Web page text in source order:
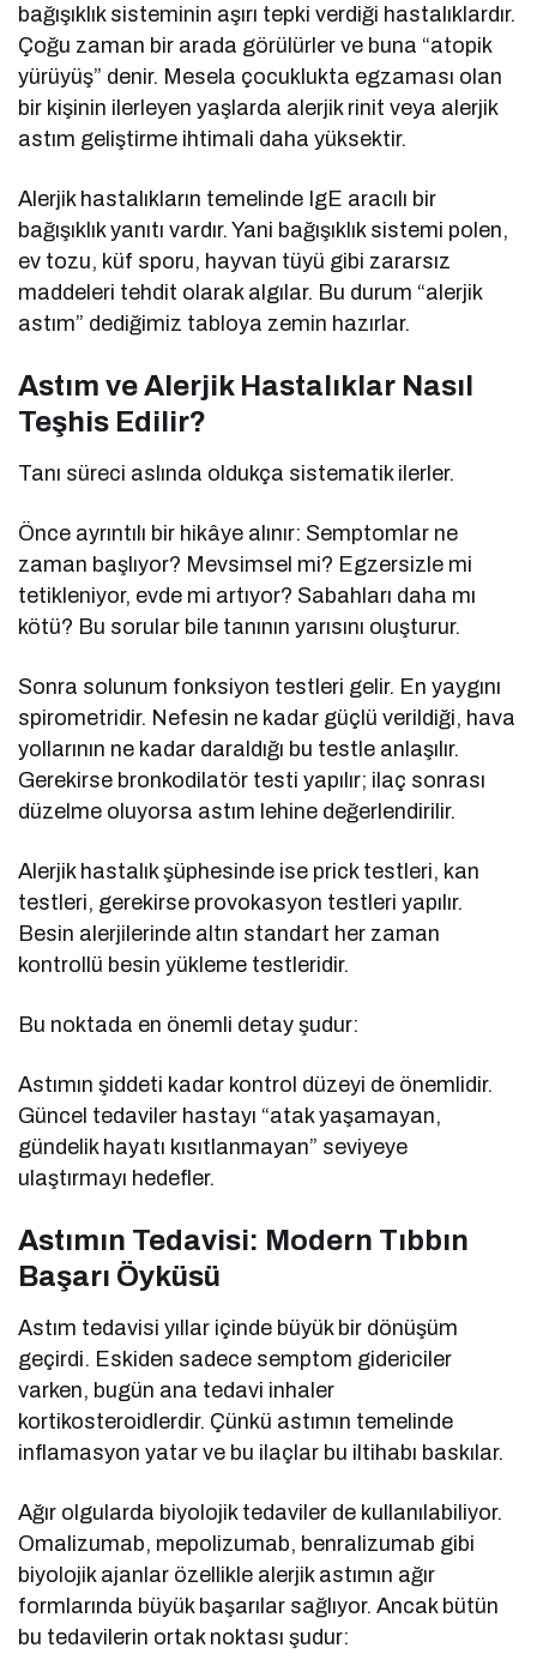
bağışıklık sisteminin aşırı tepki verdiği hastalıklardır.
Çoğu zaman bir arada görülürler ve buna “atopik
yürüyüş” denir. Mesela çocuklukta egzaması olan
bir kişinin ilerleyen yaşlarda alerjik rinit veya alerjik
astım geliştirme ihtimali daha yüksektir.
Alerjik hastalıkların temelinde IgE aracılı bir
bağışıklık yanıtı vardır. Yani bağışıklık sistemi polen,
ev tozu, küf sporu, hayvan tüyü gibi zararsız
maddeleri tehdit olarak algılar. Bu durum “alerjik
astım” dediğimiz tabloya zemin hazırlar.
Astım ve Alerjik Hastalıklar Nasıl
Teşhis Edilir?
Tanı süreci aslında oldukça sistematik ilerler.
Önce ayrıntılı bir hikâye alınır: Semptomlar ne
zaman başlıyor? Mevsimsel mi? Egzersizle mi
tetikleniyor, evde mi artıyor? Sabahları daha mı
kötü? Bu sorular bile tanının yarısını oluşturur.
Sonra solunum fonksiyon testleri gelir. En yaygını
spirometridir. Nefesin ne kadar güçlü verildiği, hava
yollarının ne kadar daraldığı bu testle anlaşılır.
Gerekirse bronkodilatör testi yapılır; ilaç sonrası
düzelme oluyorsa astım lehine değerlendirilir.
Alerjik hastalık şüphesinde ise prick testleri, kan
testleri, gerekirse provokasyon testleri yapılır.
Besin alerjilerinde altın standart her zaman
kontrollü besin yükleme testleridir.
Bu noktada en önemli detay şudur:
Astımın şiddeti kadar kontrol düzeyi de önemlidir.
Güncel tedaviler hastayı “atak yaşamayan,
gündelik hayatı kısıtlanmayan” seviyeye
ulaştırmayı hedefler.
Astımın Tedavisi: Modern Tıbbın
Başarı Öyküsü
Astım tedavisi yıllar içinde büyük bir dönüşüm
geçirdi. Eskiden sadece semptom gidericiler
varken, bugün ana tedavi inhaler
kortikosteroidlerdir. Çünkü astımın temelinde
inflamasyon yatar ve bu ilaçlar bu iltihabı baskılar.
Ağır olgularda biyolojik tedaviler de kullanılabiliyor.
Omalizumab, mepolizumab, benralizumab gibi
biyolojik ajanlar özellikle alerjik astımın ağır
formlarında büyük başarılar sağlıyor. Ancak bütün
bu tedavilerin ortak noktası şudur: